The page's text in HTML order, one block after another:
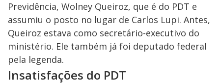
Previdência, Wolney Queiroz, que é do PDT e
assumiu o posto no lugar de Carlos Lupi. Antes,
Queiroz estava como secretário-executivo do
ministério. Ele também já foi deputado federal
pela legenda.
Insatisfações do PDT